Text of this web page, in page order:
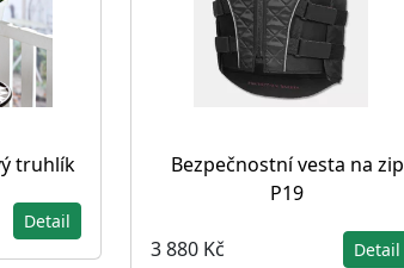
truhlík
Detail
Bezpečnostní vesta na zip
P19
3 880 Kč Detail